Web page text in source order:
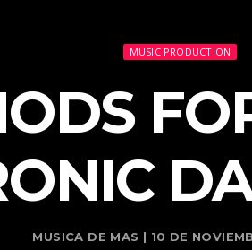
MUSIC PRODUCTION
MUSICA DE MAS | 10 DE